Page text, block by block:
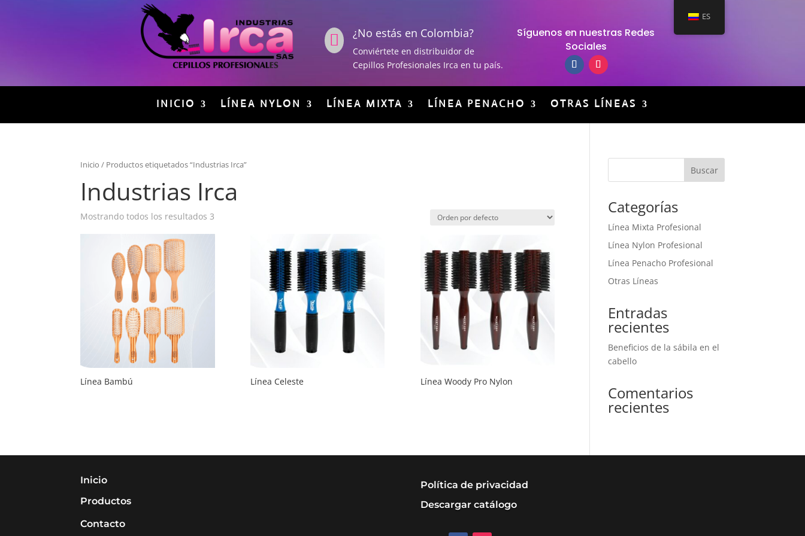
 ¿No estás en Colombia?
Conviértete en distribuidor de
Cepillos Profesionales Irca en tu país.
Síguenos en nuestras Redes
Sociales
INICIO LÍNEA NYLON LÍNEA MIXTA LÍNEA PENACHO OTRAS LÍNEAS
Inicio / Productos etiquetados “Industrias Irca”
Industrias Irca
Mostrando todos los resultados 3
Línea Bambú Línea Celeste Línea Woody Pro Nylon
Categorías
Línea Mixta Profesional
Línea Nylon Profesional
Línea Penacho Profesional
Otras Líneas
Entradas
recientes
Beneficios de la sábila en el
cabello
Comentarios
recientes
Inicio
Productos
Contacto
Política de privacidad
Descargar catálogo
ES